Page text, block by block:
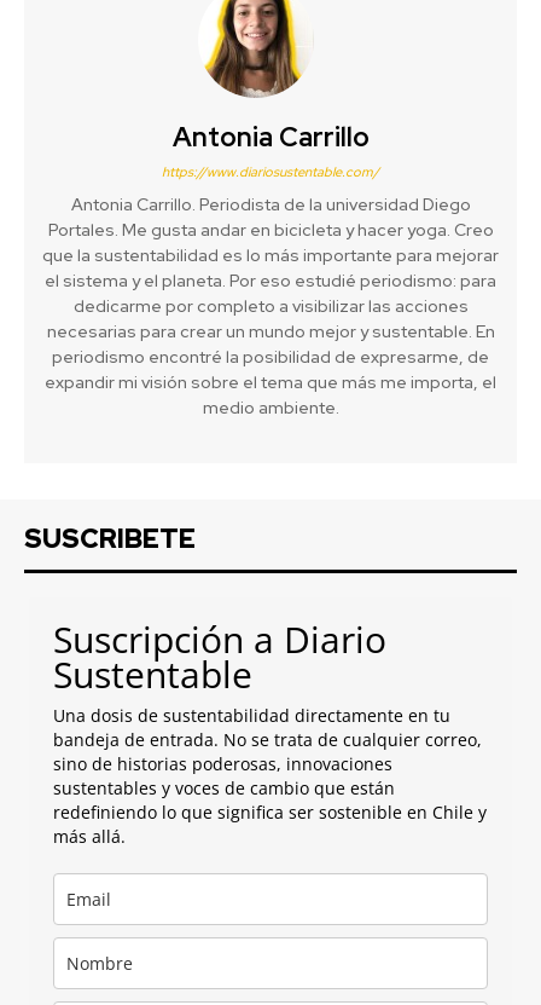
Antonia Carrillo
https://www.diariosustentable.com/
Antonia Carrillo. Periodista de la universidad Diego
Portales. Me gusta andar en bicicleta y hacer yoga. Creo
que la sustentabilidad es lo más importante para mejorar
el sistema y el planeta. Por eso estudié periodismo: para
dedicarme por completo a visibilizar las acciones
necesarias para crear un mundo mejor y sustentable. En
periodismo encontré la posibilidad de expresarme, de
expandir mi visión sobre el tema que más me importa, el
medio ambiente.
SUSCRIBETE
Suscripción a Diario
Sustentable
Una dosis de sustentabilidad directamente en tu
bandeja de entrada. No se trata de cualquier correo,
sino de historias poderosas, innovaciones
sustentables y voces de cambio que están
redefiniendo lo que significa ser sostenible en Chile y
más allá.